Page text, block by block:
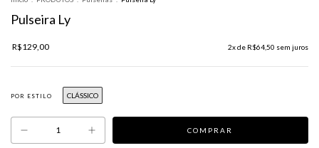
Pulseira Ly
R$129,00 2x de R$64,50 sem juros
POR ESTILO CLÁSSICO